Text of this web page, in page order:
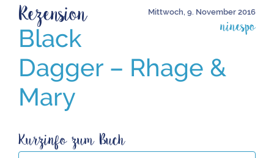
Mittwoch, 9. November 2016
ninespo
Rezension
Black
Dagger – Rhage &
Mary